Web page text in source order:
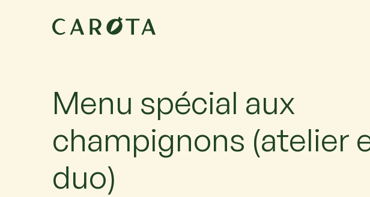
19 septembre 2026 18:00-21:00
Menu spécial aux
champignons (atelier
duo)